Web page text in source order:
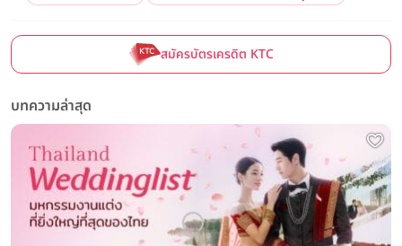
สมัครบัตรเครดิต KTC
บทความล่าสุด